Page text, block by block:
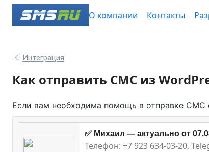
О компании Контакты
Интеграция
Как отправить СМС из
Если вам необходима помощь в отправке СМС
✅ Михаил — актуально от
Телефон: +7 923 634-03-20,